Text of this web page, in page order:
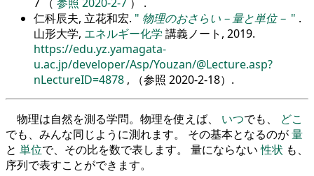
仁科辰夫, 立花和宏.
物理のおさらい－量と単位－
.
山形大学, エネルギー化学 講義ノート, 2019.
https://edu.yz.yamagata-
u.ac.jp/developer/Asp/Youzan/@Lecture.asp?
nLectureID=4878 , （参照 2020-2-18）.
物理は自然を測る学問。物理を使えば、 いつでも、 どこ
でも、みんな同じように測れます。 その基本となるのが量
と 単位で、その比を数で表します。 量にならない性状 も、
序列で表すことができます。